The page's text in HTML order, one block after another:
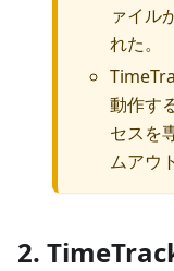
ァイル
れた。
動作す
セスを
ムアウ
2.